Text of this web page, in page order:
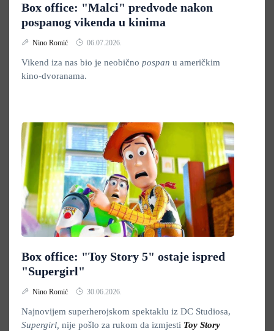
Box office: "Malci" predvode nakon
pospanog vikenda u kinima
Nino Romić 06.07.2026.
Vikend iza nas bio je neobično pospan u američkim
kino-dvoranama.
Box office: "Toy Story 5" ostaje ispred
"Supergirl"
Nino Romić 30.06.2026.
Najnovijem superherojskom spektaklu iz DC Studiosa,
Supergirl, nije pošlo za rukom da izmjesti Toy Story